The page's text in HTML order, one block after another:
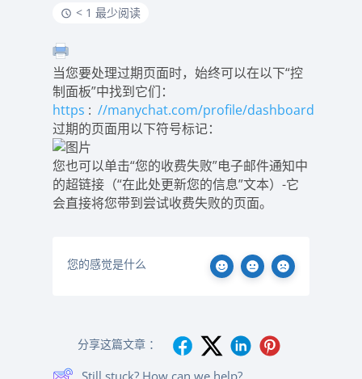
< 1 最少阅读
当您要处理过期页面时，始终可以在以下“控
制面板”中找到它们：
https : //manychat.com/profile/dashboard
过期的页面用以下符号标记：
您也可以单击“您的收费失败”电子邮件通知中
的超链接（“在此处更新您的信息”文本）-它
会直接将您带到尝试收费失败的页面。
您的感觉是什么
分享这篇文章 ：
Still stuck? How can we help?